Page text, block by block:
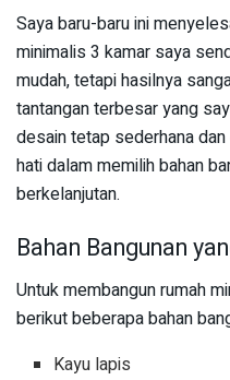
Saya baru-baru ini
minimalis 3 kamar saya
mudah, tetapi hasilnya
tantangan terbesar yang
desain tetap sederhana
hati dalam memilih bahan
berkelanjutan.
Bahan Bangunan
Untuk membangun rumah
berikut beberapa bahan
Kayu lapis